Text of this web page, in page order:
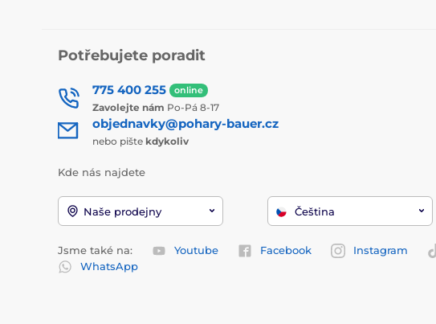
Potřebujete poradit
775 400 255 online
Zavolejte nám Po-Pá 8-17
objednavky@pohary-bauer.cz
nebo pište kdykoliv
Kde nás najdete
Naše prodejny Čeština
Jsme také na: Youtube Facebook Instagram
WhatsApp